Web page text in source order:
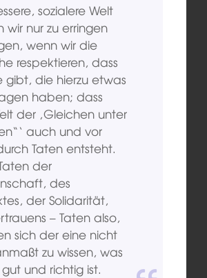
sozialere Welt
wir nur zu erringen
wenn wir die
respektieren, dass
gibt, die hierzu etwas
haben; dass
der ‚Gleichen unter
auch und vor
Taten entsteht.
der
des
der Solidarität,
– Taten also,
sich der eine nicht
zu wissen, was
und richtig ist.